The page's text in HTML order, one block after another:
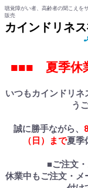
聴覚障がい者、高齢者の聞こえを
販売
カインドリネ
■■■ 夏季休
いつもカインドリ
う
誠に勝手ながら、
（日）まで夏季
■ご注文
休業中もご注文・メ